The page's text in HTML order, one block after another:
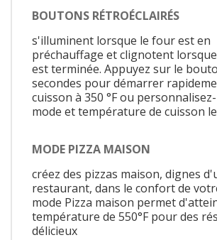
BOUTONS RÉTROÉCLAIRÉS
s'illuminent lorsque le four est en
préchauffage et clignotent
est terminée. Appuyez sur le
secondes pour démarrer
cuisson à 350 °F ou
mode et température de cuisson
MODE PIZZA MAISON
créez des pizzas maison, dignes
restaurant, dans le confort de
mode Pizza maison permet
température de 550°F pour des
délicieux